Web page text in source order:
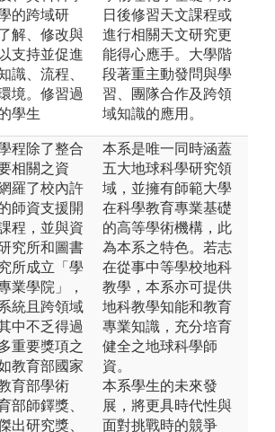
的跨域研
解、修改與
支持並促進
識、流程、
境。修習過
學生
日後修習天文課程或
進行相關天文研究更
能得心應手。大學階
段著重主動發問與學
習、團隊合作及跨領
域知識的應用。
程除了整合
相關之資
羅了校內許
師資支援開
程，並與資
究所和圖書
所成立「學
業學院」，
統且跨領域
中不乏得過
重要獎項之
教育部國家
育部學術
部師鐸獎、
出研究獎、
本系是唯一同時涵蓋
五大地球科學研究領
域，並擁有師範大學
在科學教育專業基礎
的高等學術機構，此
為本系之特色。若志
在從事中等學校地科
教學，本系亦可提供
地科教學知能和教育
專業知識，充分培育
健全之地球科學師
資。
本系學生的未來發
展，將更具時代性與
面對挑戰時的競爭